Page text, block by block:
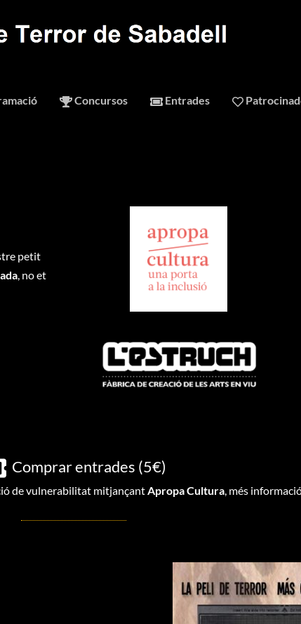
Concursos Entrades
petit
, no et
Comprar entrades (5€)
de vulnerabilitat mitjançantApropa Cultura, més